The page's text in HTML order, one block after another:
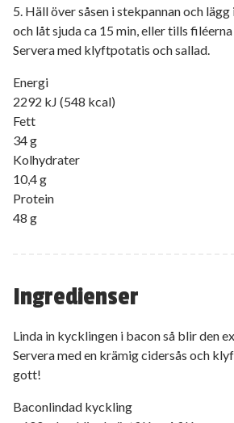
Ingredienser
Linda in kycklingen i bacon så blir den
Servera med en krämig cidersås och
gott!
Baconlindad kyckling
5. Häll över såsen i stekpannan och
och låt sjuda ca 15 min, eller tills
Servera med klyftpotatis och sallad.
Energi
2292 kJ (548 kcal)
Fett
34 g
Kolhydrater
10,4 g
Protein
48 g